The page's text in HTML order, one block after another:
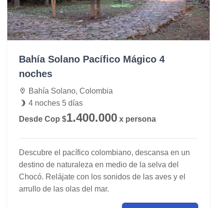
Bahía Solano Pacífico Mágico 4
noches
Bahía Solano, Colombia
4 noches 5 días
Desde Cop $1.400.000 x persona
Descubre el pacífico colombiano, descansa en un
destino de naturaleza en medio de la selva del
Chocó. Relájate con los sonidos de las aves y el
arrullo de las olas del mar.